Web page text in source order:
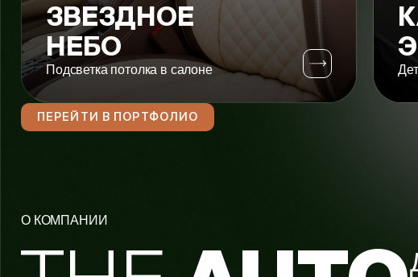
ЗВЕЗДНОЕ
НЕБО
Подсветка потолка в салоне
ПЕРЕЙТИ В ПОРТФОЛИО
О КОМПАНИИ